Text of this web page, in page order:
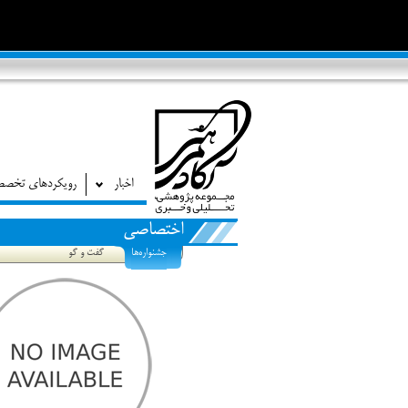
اخبار رویکردهای
اختصاصی
جشنواره‌ها گفت و گو